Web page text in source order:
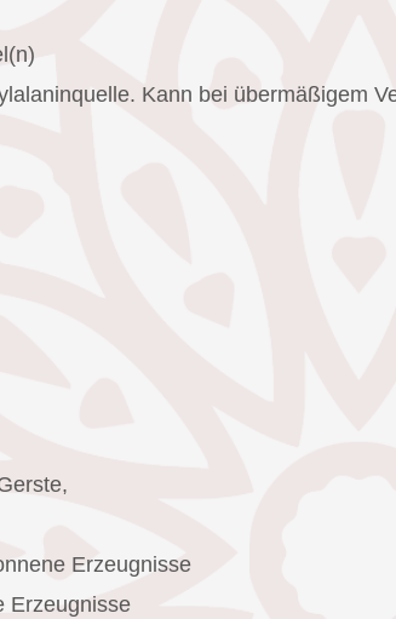
Kann bei übermäßigem
Erzeugnisse
Erzeugnisse